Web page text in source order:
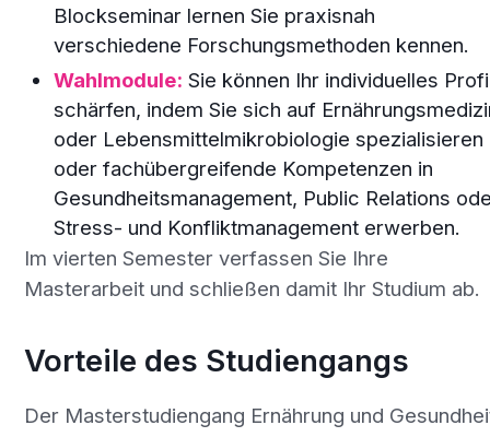
Blockseminar lernen Sie praxisnah
verschiedene Forschungsmethoden kennen.
Wahlmodule: Sie können Ihr individuelles
schärfen, indem Sie sich auf
oder Lebensmittelmikrobiologie spezialisieren
oder fachübergreifende Kompetenzen in
Gesundheitsmanagement, Public Relations
Stress- und Konfliktmanagement erwerben.
Im vierten Semester verfassen Sie Ihre
Masterarbeit und schließen damit Ihr Studium ab.
Vorteile des Studiengangs
Der Masterstudiengang Ernährung und